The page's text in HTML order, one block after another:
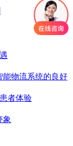
能物流系统的良好
者体验
象